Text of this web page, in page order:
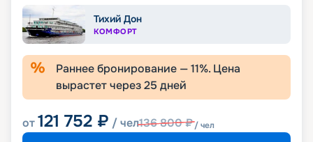
Тихий Дон
КОМФОРТ
Раннее бронирование —11%. Цена
вырастет через25 дней
от121 752 ₽ / чел136 800₽/ чел